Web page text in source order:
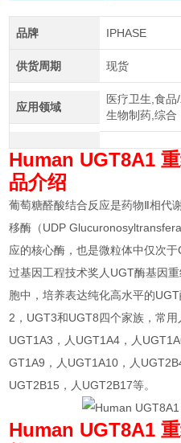
品牌 IPHASE
供货周期 现货
应用领域
医疗卫生,食
生物制药,综合
Human UGT8A1 重
品介绍
葡萄糖醛酸结合反应是药物Ⅱ相代
移酶（UDP
应的核心酶，也是微粒体中仅次
过基因工程技术奖人UGT酶基因
胞中，培养表达纯化高水平的
2，UGT3和UGT8四个家族，常
UGT1A3，人UGT1A4，人
GT1A9，人UGT1A10，人
UGT2B15，人UGT2B17等。
Human UGT8A1